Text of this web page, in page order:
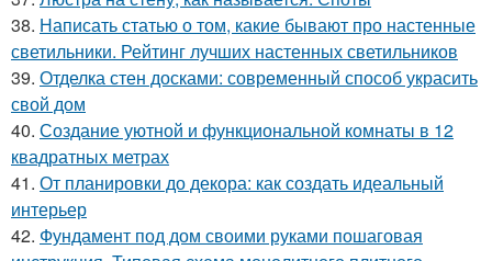
38. Написать статью о том, какие бывают про настенные
светильники. Рейтинг лучших настенных светильников
39. Отделка стен досками: современный способ украсить
свой дом
40. Создание уютной и функциональной комнаты в 12
квадратных метрах
41. От планировки до декора: как создать идеальный
интерьер
42. Фундамент под дом своими руками пошаговая